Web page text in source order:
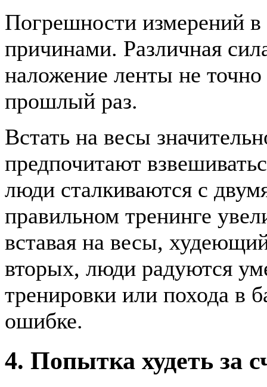
Погрешности измерений
причинами. Различная
наложение ленты не
прошлый раз.
Встать на весы
предпочитают
люди сталкиваются с
правильном тренинге
вставая на весы,
вторых, люди радуются
тренировки или похода в
ошибке.
4. Попытка худеть за